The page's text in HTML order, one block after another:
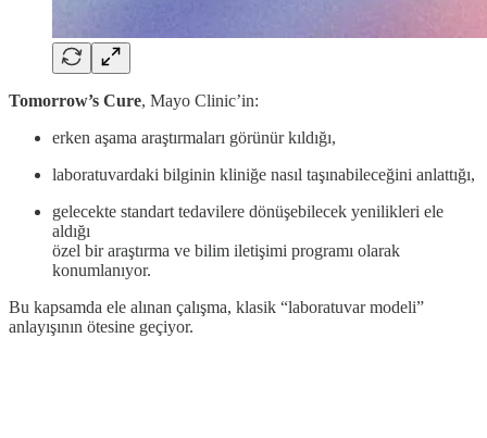
Tomorrow’s Cure, Mayo Clinic’in:
erken aşama araştırmaları görünür kıldığı,
laboratuvardaki bilginin kliniğe nasıl taşınabileceğini anlattığı,
gelecekte standart tedavilere dönüşebilecek yenilikleri ele
aldığı
özel bir araştırma ve bilim iletişimi programı olarak
konumlanıyor.
Bu kapsamda ele alınan çalışma, klasik “laboratuvar modeli”
anlayışının ötesine geçiyor.